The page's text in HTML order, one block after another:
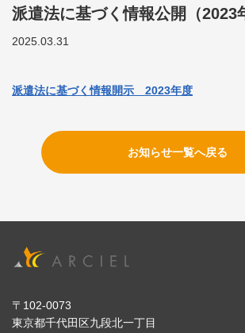
派遣法に基づく情報公開（2023
2025.03.31
派遣法に基づく情報開示 2023年度
お知らせ一覧へ戻る
〒102-0073
東京都千代田区九段北一丁目